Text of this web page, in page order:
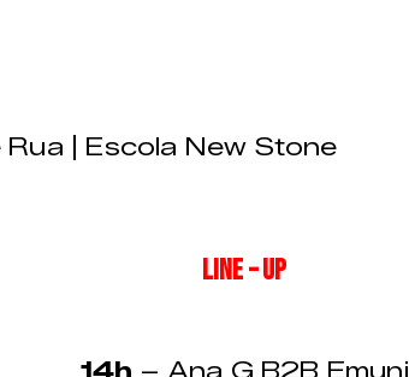
| Escola New Stone
LINE – UP
14h – Ana G B2B Emuni